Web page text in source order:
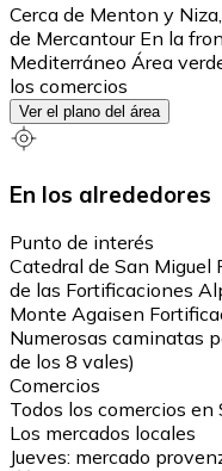
Cerca de Menton y
de Mercantour En la
Mediterráneo Área
los comercios
Ver el plano del área
En los alrededores
Punto de interés
Catedral de San Miguel
de las Fortificaciones
Monte Agaisen
Numerosas caminatas
de los 8 vales)
Comercios
Todos los comercios en
Los mercados locales
Jueves: mercado